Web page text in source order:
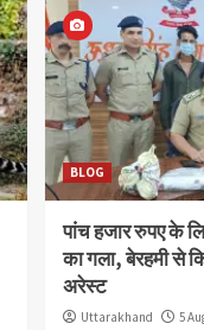
BLOG
पांच हजार रुपए के
का गला, बेरहमी से
अरेस्ट
Uttarakhand 5